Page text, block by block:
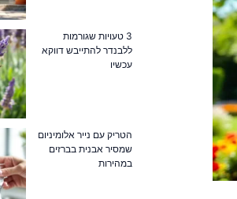
3 טעויות שגורמות
ללבנדר להתייבש דווקא
עכשיו
הטריק עם נייר אלומיניום
שמסיר אבנית בברזים
במהירות